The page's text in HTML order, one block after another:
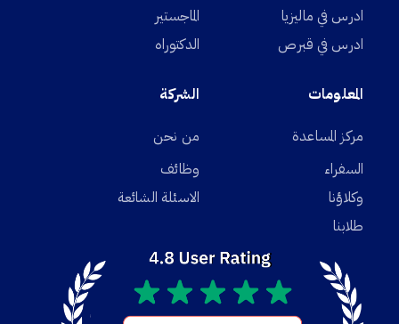
ادرس في ماليزيا
ادرس في قبرص
الماجستير
الدكتوراه
المعلومات
مركز المساعدة
السفراء
وكلاؤنا
طلابنا
الشركة
من نحن
وظائف
الاسئلة الشائعة